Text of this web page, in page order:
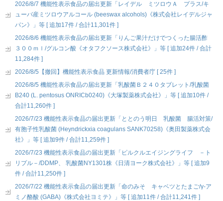
2026/8/7 機能性表示食品の届出更新「レイデル ミツロウＡ プラス/キ
ューバ産ミツロウアルコール (beeswax alcohols)《株式会社レイデルジャ
パン》」等 [ 追加17件 / 合計11,301件 ]
2026/8/6 機能性表示食品の届出更新「りんご果汁だけでつくった腸活酢
３００ｍｌ/グルコン酸《オタフクソース株式会社》」等 [ 追加24件 / 合計
11,284件 ]
2026/8/5【撤回】機能性表示食品 更新情報/消費者庁 [ 25件 ]
2026/8/5 機能性表示食品の届出更新「乳酸菌Ｂ２４０タブレット/乳酸菌
B240 (L. pentosus ONRICb0240)《大塚製薬株式会社》」等 [ 追加10件 /
合計11,260件 ]
2026/7/23 機能性表示食品の届出更新「ととのう明日 乳酸菌 腸活対策/
有胞子性乳酸菌 (Heyndrickxia coagulans SANK70258)《奥田製薬株式会
社》」等 [ 追加9件 / 合計11,259件 ]
2026/7/23 機能性表示食品の届出更新「ピルクルエイジングライフ －ト
リプル－/DDMP、 乳酸菌NY1301株《日清ヨーク株式会社》」等 [ 追加9
件 / 合計11,250件 ]
2026/7/22 機能性表示食品の届出更新「命のみそ キャベツとたまご/γ-ア
ミノ酪酸 (GABA)《株式会社ヨミテ》」等 [ 追加11件 / 合計11,241件 ]